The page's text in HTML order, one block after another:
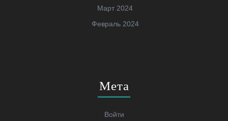
Март 2024
Февраль 2024
Мета
Войти